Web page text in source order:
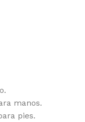
manos.
pies.